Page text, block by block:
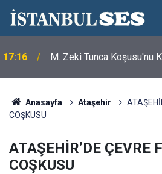
17:16 M. Zeki Tunca Koşusu'nu
Anasayfa Ataşehir
COŞKUSU
ATAŞEHİR’DE ÇEVRE
COŞKUSU